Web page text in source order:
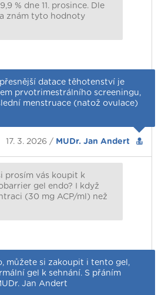
% dne 11. prosince. Dle
znám tyto hodnoty
datace těhotenství je
prvotrimestrálního screeningu,
menstruace (natož ovulace)
17. 3. 2026 / MUDr. Jan Andert
prosím vás koupit k
gel endo? I když
(30 mg ACP/ml) než
můžete si zakoupit i tento gel,
gel k sehnání. S přáním
Jan Andert